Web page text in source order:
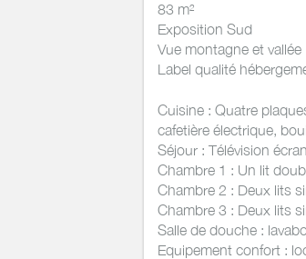
83 m²
Exposition Sud
Vue montagne et vallée
Label qualité
Cuisine : Quatre
cafetière électrique,
Séjour : Télévision
Chambre 1 : Un lit
Chambre 2 : Deux lits
Chambre 3 : Deux lits
Salle de douche :
Equipement confort :